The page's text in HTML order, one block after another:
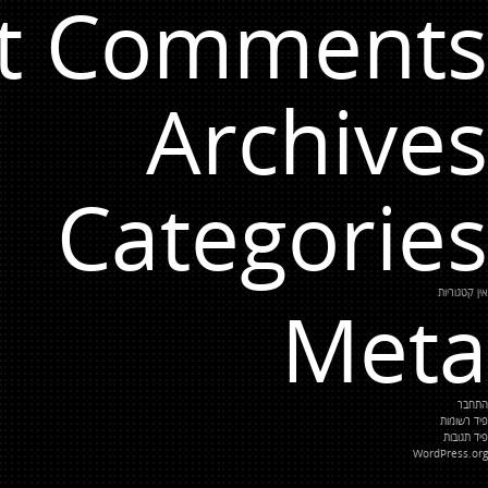
Comments
Archives
Categories
אין קטגוריות
Meta
התחבר
פיד רשומות
פיד תגובות
WordPress.org